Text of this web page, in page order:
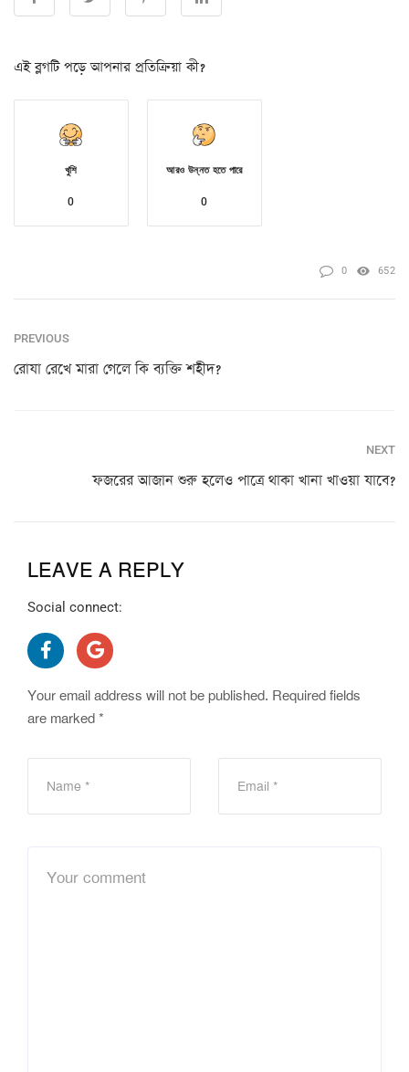
এই ব্লগটি পড়ে আপনার প্রতিক্রিয়া কী?
খুশি
0
আরও উন্নত হতে পারে
0
0 652
PREVIOUS
রোযা রেখে মারা গেলে কি ব্যক্তি শহীদ?
NEXT
ফজরের আজান শুরু হলেও পাত্রে থাকা খানা খাওয়া যাবে?
LEAVE A REPLY
Social connect:
Your email address will not be published. Required fields
are marked *